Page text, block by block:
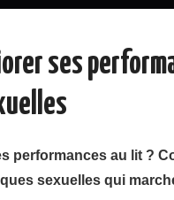
ses
performances au lit ?
sexuelles qui